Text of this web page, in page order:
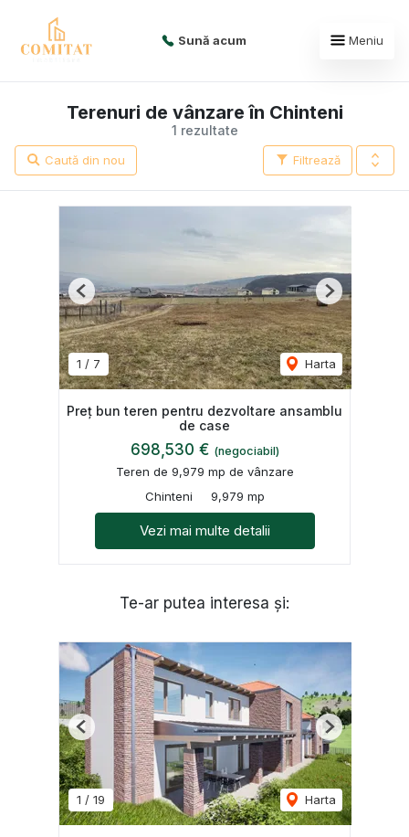
Sună acum Meniu
1 rezultate
Terenuri de vânzare în Chinteni
Filtrează
Caută din nou
1 / 7 Harta
Previous Next
Preț bun teren pentru dezvoltare ansamblu
de case
698,530 € (negociabil)
Teren de 9,979 mp de vânzare
Chinteni
9,979 mp
Vezi mai multe detalii
Te-ar putea interesa și:
1 / 19 Harta
Previous Next